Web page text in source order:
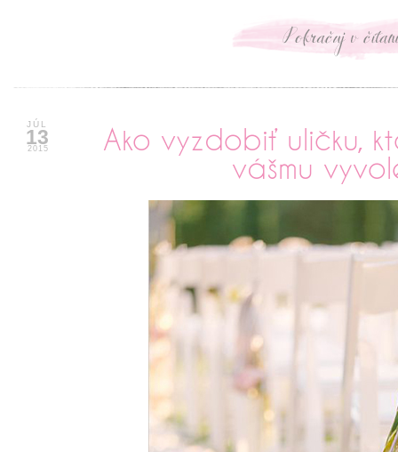
JÚL
13
2015
Ako vyzdobiť uličku,
vášmu